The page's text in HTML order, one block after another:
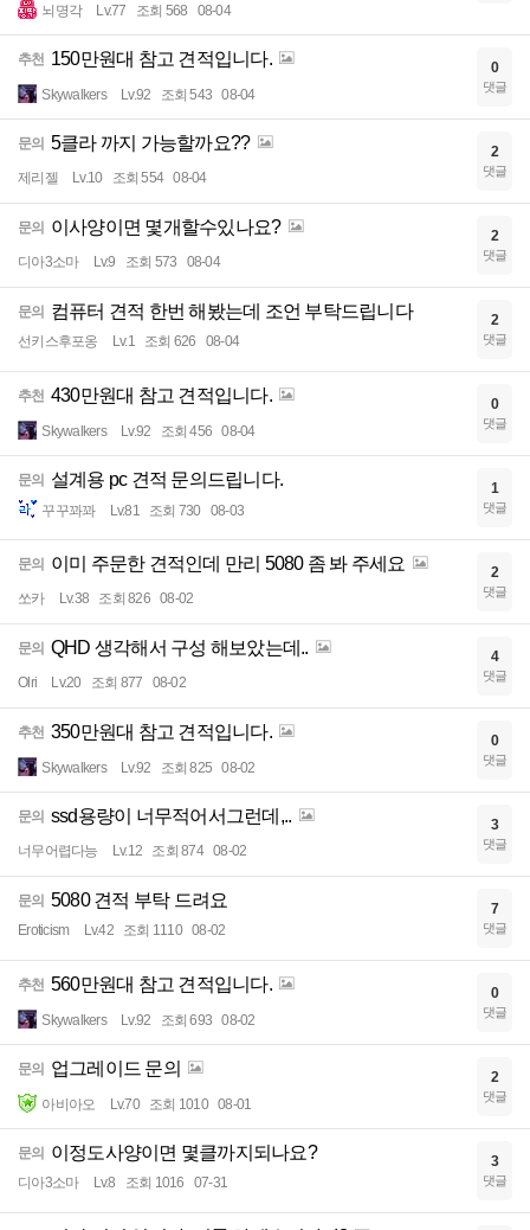
뇌명각 Lv.77 조회 568 08-04
추천 150만원대 참고 견적입니다.
Skywalkers Lv.92 조회 543 08-04
0
댓글
문의 5클라 까지 가능할까요??
제리젤 Lv.10 조회 554 08-04
2
댓글
문의 이사양이면 몇개할수있나요?
디아3소마 Lv.9 조회 573 08-04
2
댓글
문의 컴퓨터 견적 한번 해봤는데 조언 부탁드립니다
선키스후포옹 Lv.1 조회 626 08-04
2
댓글
추천 430만원대 참고 견적입니다.
Skywalkers Lv.92 조회 456 08-04
0
댓글
문의 설계용 pc 견적 문의드립니다.
꾸꾸꽈꽈 Lv.81 조회 730 08-03
1
댓글
문의 이미 주문한 견적인데 만리 5080 좀 봐 주세요
쏘카 Lv.38 조회 826 08-02
2
댓글
문의 QHD 생각해서 구성 해보았는데..
Olri Lv.20 조회 877 08-02
4
댓글
추천 350만원대 참고 견적입니다.
Skywalkers Lv.92 조회 825 08-02
0
댓글
문의 ssd용량이 너무적어서그런데,..
너무어렵다능 Lv.12 조회 874 08-02
3
댓글
문의 5080 견적 부탁 드려요
Eroticism Lv.42 조회 1110 08-02
7
댓글
추천 560만원대 참고 견적입니다.
Skywalkers Lv.92 조회 693 08-02
0
댓글
문의 업그레이드 문의
아비아오 Lv.70 조회 1010 08-01
2
댓글
문의 이정도사양이면 몇클까지되나요?
디아3소마 Lv.8 조회 1016 07-31
3
댓글